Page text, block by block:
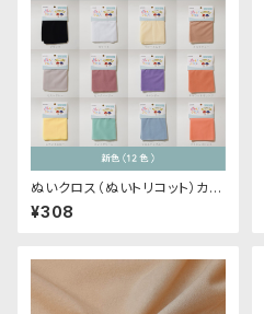
ぬいクロス（ぬいトリコット）カッ
トクロス各色A（新色）｜清原株
式会社
¥308